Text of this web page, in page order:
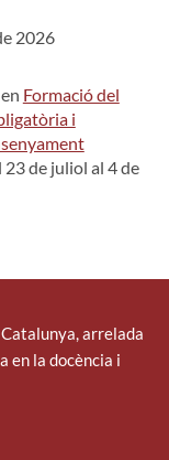
2026
Formació del
i
de juliol al 4 de
arrelada
en la docència i